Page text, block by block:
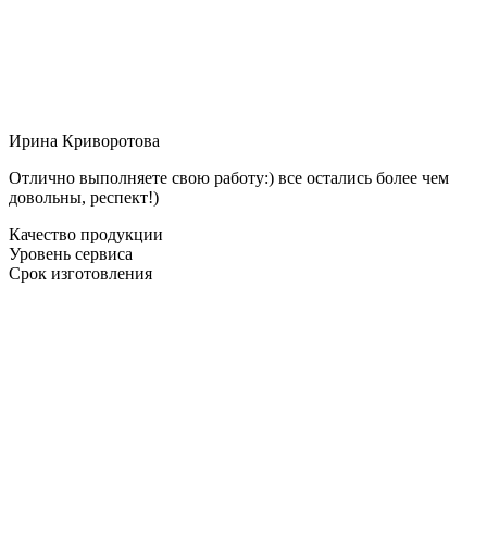
Ирина Криворотова
Отлично выполняете свою работу:) все остались более чем
довольны, респект!)
Качество продукции
Уровень сервиса
Срок изготовления